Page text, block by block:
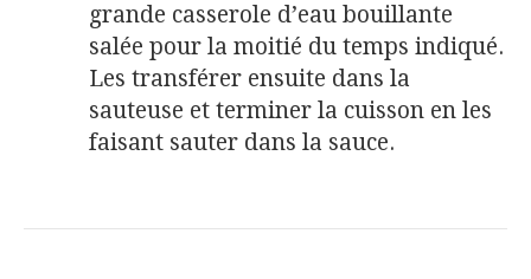
grande casserole d’eau bouillante
salée pour la moitié du temps indiqué.
Les transférer ensuite dans la
sauteuse et terminer la cuisson en les
faisant sauter dans la sauce.